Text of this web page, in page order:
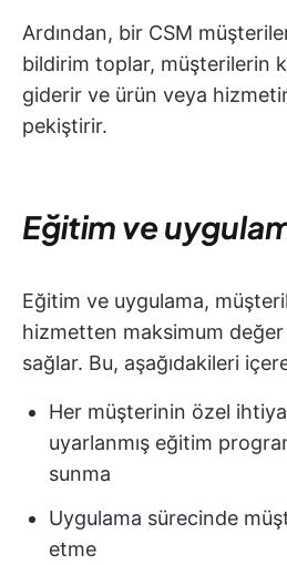
Ardından, bir CSM
bildirim toplar, müşterilerin
giderir ve ürün veya
pekiştirir.
Eğitim ve
Eğitim ve uygulama,
hizmetten maksimum
sağlar. Bu, aşağıdakileri
Her müşterinin özel
uyarlanmış eğitim
sunma
Uygulama sürecinde
etme